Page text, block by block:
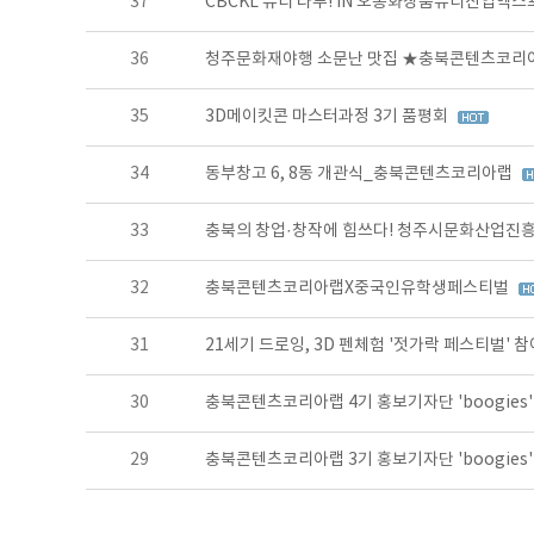
36 청주문화재야행 소문난 맛집 ★충북콘텐츠코
35 3D메이킷콘 마스터과정 3기 품평회
34 동부창고 6, 8동 개관식_충북콘텐츠코리아랩
33 충북의 창업·창작에 힘쓰다! 청주시문화산업진
32 충북콘텐츠코리아랩X중국인유학생페스티벌
31 21세기 드로잉, 3D 펜체험 '젓가락 페스티벌'
30 충북콘텐츠코리아랩 4기 홍보기자단
29 충북콘텐츠코리아랩 3기 홍보기자단